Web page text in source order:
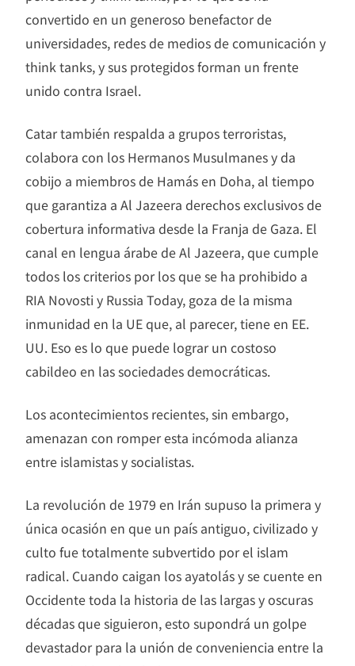
convertido en un generoso benefactor de
universidades, redes de medios de comunicación y
think tanks, y sus protegidos forman un frente
unido contra Israel.
Catar también respalda a grupos terroristas,
colabora con los Hermanos Musulmanes y da
cobijo a miembros de Hamás en Doha, al tiempo
que garantiza a Al Jazeera derechos exclusivos de
cobertura informativa desde la Franja de Gaza. El
canal en lengua árabe de Al Jazeera, que cumple
todos los criterios por los que se ha prohibido a
RIA Novosti y Russia Today, goza de la misma
inmunidad en la UE que, al parecer, tiene en EE.
UU. Eso es lo que puede lograr un costoso
cabildeo en las sociedades democráticas.
Los acontecimientos recientes, sin embargo,
amenazan con romper esta incómoda alianza
entre islamistas y socialistas.
La revolución de 1979 en Irán supuso la primera y
única ocasión en que un país antiguo, civilizado y
culto fue totalmente subvertido por el islam
radical. Cuando caigan los ayatolás y se cuente en
Occidente toda la historia de las largas y oscuras
décadas que siguieron, esto supondrá un golpe
devastador para la unión de conveniencia entre la